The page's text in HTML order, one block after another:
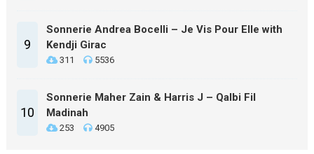
9
Sonnerie Andrea Bocelli – Je Vis Pour Elle with
Kendji Girac
311 5536
10
Sonnerie Maher Zain & Harris J – Qalbi Fil
Madinah
253 4905